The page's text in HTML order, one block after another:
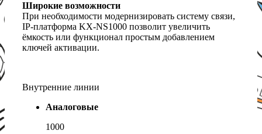
Широкие возможности
При необходимости модернизировать систему связи,
IP-платформа KX-NS1000 позволит увеличить
ёмкость или функционал простым добавлением
ключей активации.
Внутренние линии
Аналоговые
1000